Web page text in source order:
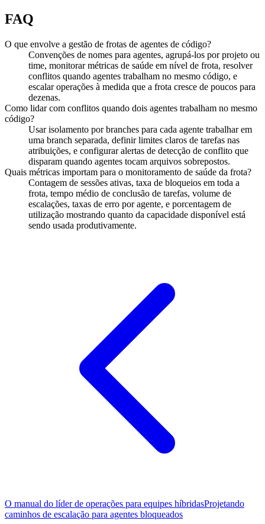
FAQ
O que envolve a gestão de frotas de agentes de código?
Convenções de nomes para agentes, agrupá-los por projeto ou
time, monitorar métricas de saúde em nível de frota, resolver
conflitos quando agentes trabalham no mesmo código, e
escalar operações à medida que a frota cresce de poucos para
dezenas.
Como lidar com conflitos quando dois agentes trabalham no mesmo
código?
Usar isolamento por branches para cada agente trabalhar em
uma branch separada, definir limites claros de tarefas nas
atribuições, e configurar alertas de detecção de conflito que
disparam quando agentes tocam arquivos sobrepostos.
Quais métricas importam para o monitoramento de saúde da frota?
Contagem de sessões ativas, taxa de bloqueios em toda a
frota, tempo médio de conclusão de tarefas, volume de
escalações, taxas de erro por agente, e porcentagem de
utilização mostrando quanto da capacidade disponível está
sendo usada produtivamente.
O manual do líder de operações para equipes híbridasProjetando
caminhos de escalação para agentes bloqueados